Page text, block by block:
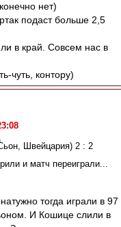
нет)
подаст больше 2,5
в край. Совсем нас в
чуть, контору)
Швейцария) 2 : 2
и матч переиграли...
тогда играли в 97
И Кошице слили в